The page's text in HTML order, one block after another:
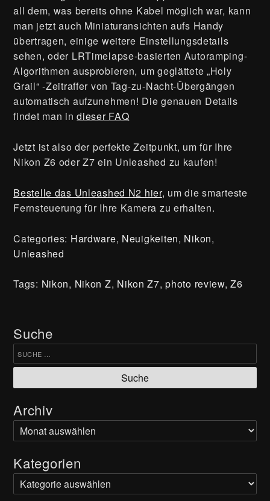
all dem, was bereits ohne Kabel möglich war, kann
man jetzt auch Miniaturansichten aufs Handy
übertragen, einige weitere Einstellungsdetails
sehen, oder LRTimelapse-basierten Autoramping-
Algorithmen ausprobieren, um geglättete „Holy
Grail“ -Zeitraffer von Tag-zu-Nacht-Übergängen
automatisch aufzunehmen! Die genauen Details
findet man indieser FAQ
Jetzt ist also der perfekte Zeitpunkt, um für Ihre
Nikon Z6 oder Z7 ein Unleashed zu kaufen!
Bestelle das Unleashed N2 hier, um die smarteste
Fernsteuerung für Ihre Kamera zu erhalten.
Categories: Hardware, Neuigkeiten, Nikon,
Unleashed
Tags: Nikon, Nikon Z, Nikon Z7,photo review,Z6
Suche
Suche nach:
Archiv
Archiv
Kategorien
Kategorien
Kontakt | Impressum
Abonnieren
AGB